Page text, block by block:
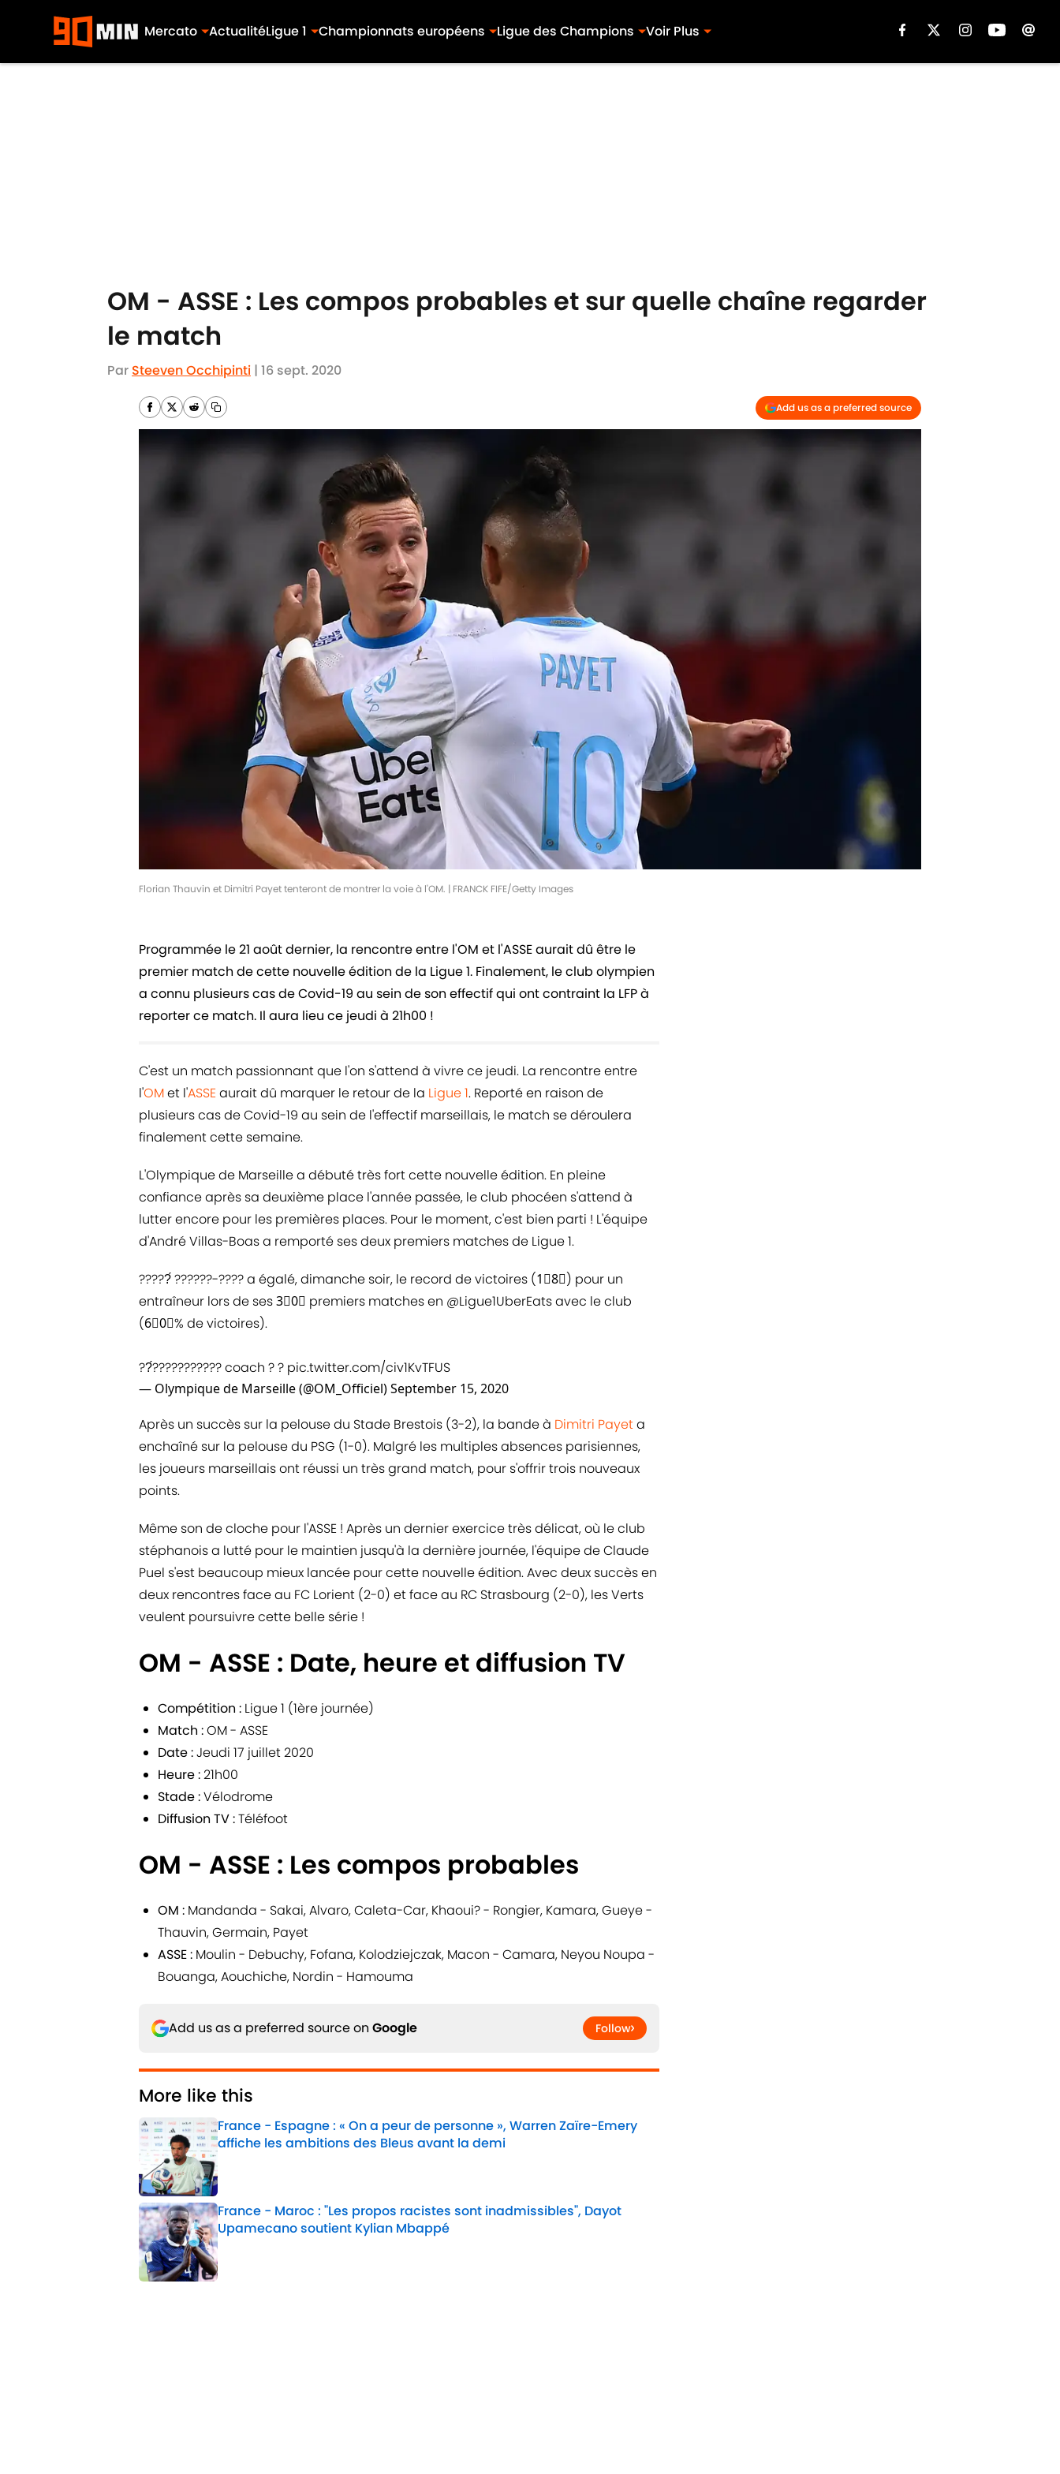
Mercato ActualitéLigue 1 Championnats européens Ligue des Champions Voir Plus
OM - ASSE : Les compos probables et sur quelle chaîne regarder
le match
Par Steeven Occhipinti | 16 sept. 2020
Add us as a preferred source
Florian Thauvin et Dimitri Payet tenteront de montrer la voie à l'OM. | FRANCK FIFE/Getty Images
Programmée le 21 août dernier, la rencontre entre l'OM et l'ASSE aurait dû être le
premier match de cette nouvelle édition de la Ligue 1. Finalement, le club olympien
a connu plusieurs cas de Covid-19 au sein de son effectif qui ont contraint la LFP à
reporter ce match. Il aura lieu ce jeudi à 21h00 !
C'est un match passionnant que l'on s'attend à vivre ce jeudi. La rencontre entre
l'OMet l'ASSEaurait dû marquer le retour de la Ligue 1. Reporté en raison de
plusieurs cas de Covid-19 au sein de l'effectif marseillais, le match se déroulera
finalement cette semaine.
L'Olympique de Marseille a débuté très fort cette nouvelle édition. En pleine
confiance après sa deuxième place l'année passée, le club phocéen s'attend à
lutter encore pour les premières places. Pour le moment, c'est bien parti ! L'équipe
d'André Villas-Boas a remporté ses deux premiers matches de Ligue 1.
?????́ ??????-???? a égalé, dimanche soir, le record de victoires (1⃣8⃣) pour un
entraîneur lors de ses 3⃣0⃣ premiers matches en @Ligue1UberEatsavec le club
(6⃣0⃣% de victoires).
??́??????????? coach ? ? pic.twitter.com/civ1KvTFUS
— Olympique de Marseille (@OM_Officiel)September 15, 2020
Après un succès sur la pelouse du Stade Brestois (3-2), la bande à Dimitri Payeta
enchaîné sur la pelouse du PSG (1-0). Malgré les multiples absences parisiennes,
les joueurs marseillais ont réussi un très grand match, pour s'offrir trois nouveaux
points.
Même son de cloche pour l'ASSE ! Après un dernier exercice très délicat, où le club
stéphanois a lutté pour le maintien jusqu'à la dernière journée, l'équipe de Claude
Puel s'est beaucoup mieux lancée pour cette nouvelle édition. Avec deux succès en
deux rencontres face au FC Lorient (2-0) et face au RC Strasbourg (2-0), les Verts
veulent poursuivre cette belle série !
OM - ASSE : Date, heure et diffusion TV
Compétition : Ligue 1 (1ère journée)
Match :OM - ASSE
Date :Jeudi 17 juillet 2020
Heure :21h00
Stade :Vélodrome
Diffusion TV :Téléfoot
OM - ASSE : Les compos probables
OM : Mandanda - Sakai, Alvaro, Caleta-Car, Khaoui? - Rongier, Kamara, Gueye -
Thauvin, Germain, Payet
ASSE : Moulin - Debuchy, Fofana, Kolodziejczak, Macon - Camara, Neyou Noupa -
Bouanga, Aouchiche, Nordin - Hamouma
Add us as a preferred source on Google Follow
More like this
France - Espagne : « On a peur de personne », Warren Zaïre-Emery
affiche les ambitions des Bleus avant la demi
France - Maroc : "Les propos racistes sont inadmissibles", Dayot
Upamecano soutient Kylian Mbappé
Published by on Invalid Date